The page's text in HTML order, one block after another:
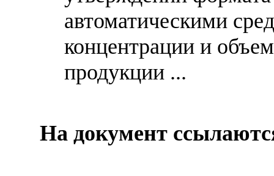
автоматическими
концентрации и
продукции ...
На документ